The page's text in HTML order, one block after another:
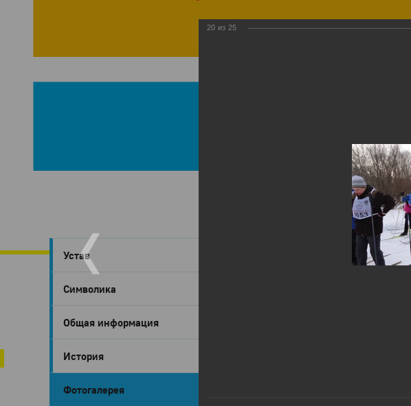
Город Глазов
Устав
Символика
Общая информация
История
Фотогалерея
Фотогалерея ›
20 из 25